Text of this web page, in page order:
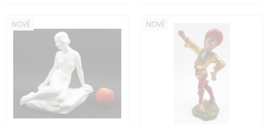
NOVÉ NOVÉ